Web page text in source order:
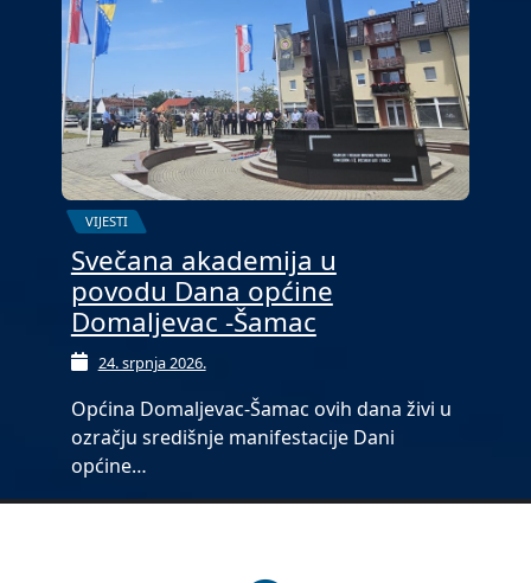
VIJESTI
Svečana akademija u
povodu Dana općine
Domaljevac -Šamac
24. srpnja 2026.
Općina Domaljevac-Šamac ovih dana živi u
ozračju središnje manifestacije Dani
općine…